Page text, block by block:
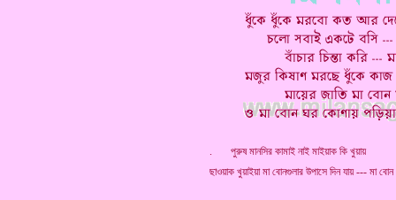
. পুরুষ মানসির কামাই নাই মাইয়াক কি খুয়ায়
ছাওয়াক খুয়াইয়া মা বোনগুলার উপাসে দিন যায় --- মা